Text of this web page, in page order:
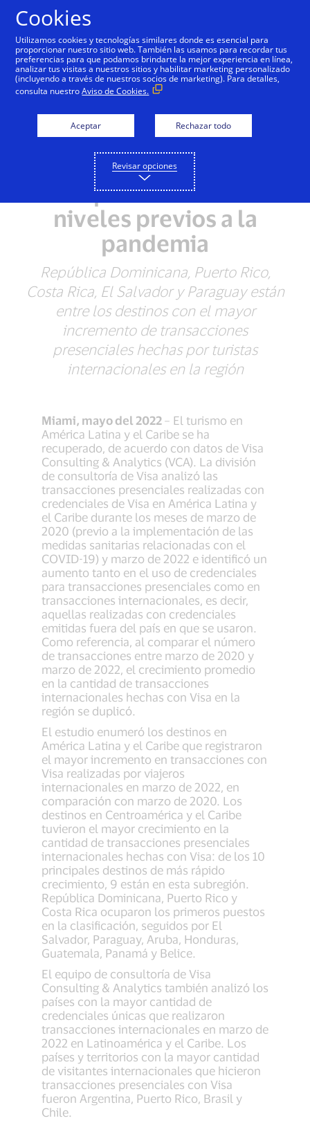
Según Visa, las
transacciones de pago
en América Latina y el
Caribe realizadas por
viajeros internacionales
están por encima de los
niveles previos a la
pandemia
República Dominicana, Puerto Rico,
Costa Rica, El Salvador y Paraguay están
entre los destinos con el mayor
incremento de transacciones
presenciales hechas por turistas
internacionales en la región
Miami, mayo del 2022 – El turismo en
América Latina y el Caribe se ha
recuperado, de acuerdo con datos de Visa
Consulting & Analytics (VCA). La división
de consultoría de Visa analizó las
transacciones presenciales realizadas con
credenciales de Visa en América Latina y
el Caribe durante los meses de marzo de
2020 (previo a la implementación de las
medidas sanitarias relacionadas con el
COVID-19) y marzo de 2022 e identificó un
aumento tanto en el uso de credenciales
para transacciones presenciales como en
transacciones internacionales, es decir,
aquellas realizadas con credenciales
emitidas fuera del país en que se usaron.
Como referencia, al comparar el número
de transacciones entre marzo de 2020 y
marzo de 2022, el crecimiento promedio
en la cantidad de transacciones
internacionales hechas con Visa en la
región se duplicó.
El estudio enumeró los destinos en
América Latina y el Caribe que registraron
el mayor incremento en transacciones con
Visa realizadas por viajeros
internacionales en marzo de 2022, en
comparación con marzo de 2020. Los
destinos en Centroamérica y el Caribe
tuvieron el mayor crecimiento en la
cantidad de transacciones presenciales
internacionales hechas con Visa: de los 10
principales destinos de más rápido
crecimiento, 9 están en esta subregión.
República Dominicana, Puerto Rico y
Costa Rica ocuparon los primeros puestos
en la clasificación, seguidos por El
Salvador, Paraguay, Aruba, Honduras,
Guatemala, Panamá y Belice.
El equipo de consultoría de Visa
Consulting & Analytics también analizó los
países con la mayor cantidad de
credenciales únicas que realizaron
transacciones internacionales en marzo de
2022 en Latinoamérica y el Caribe. Los
países y territorios con la mayor cantidad
de visitantes internacionales que hicieron
transacciones presenciales con Visa
fueron Argentina, Puerto Rico, Brasil y
Chile.
Cookies
Utilizamos cookies y tecnologías similares donde es esencial para
proporcionar nuestro sitio web. También las usamos para recordar tus
preferencias para que podamos brindarte la mejor experiencia en línea,
analizar tus visitas a nuestros sitios y habilitar marketing personalizado
(incluyendo a través de nuestros socios de marketing). Para detalles,
consulta nuestroAviso de Cookies.
Aceptar Rechazar todo
Revisar opciones